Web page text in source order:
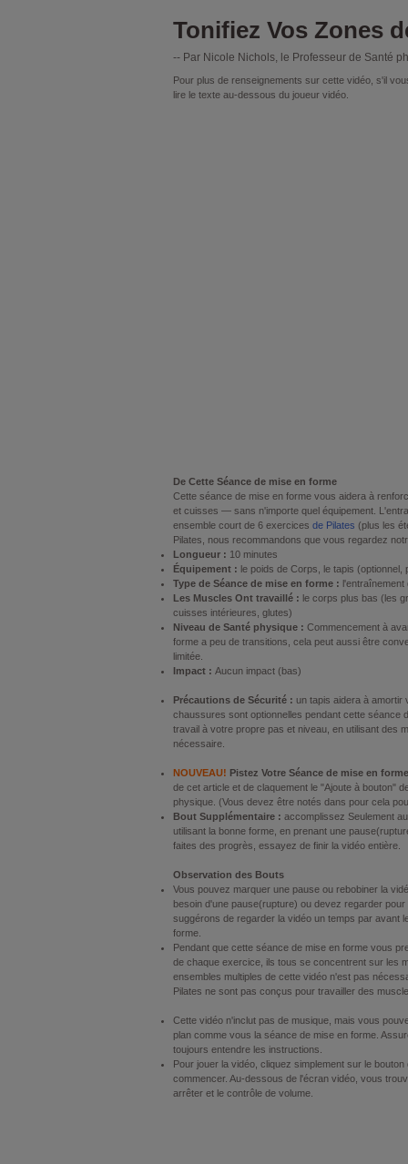
Tonifiez Vos Zones
-- Par Nicole Nichols, le Professeur de Santé
Pour plus de renseignements sur cette vidéo, s'il
lire le texte au-dessous du joueur vidéo.
De Cette Séance de mise en forme
Cette séance de mise en forme vous aidera à
et cuisses — sans n'importe quel équipement.
ensemble court de 6 exercices de Pilates (plus les
Pilates , nous recommandons que vous regardez
Longueur : 10 minutes
Équipement : le poids de Corps, le tapis (optionnel,
Type de Séance de mise en forme : l'entraînement
Les Muscles Ont travaillé : le corps plus bas (les
cuisses intérieures, glutes)
Niveau de Santé physique : Commencement à
forme a peu de transitions, cela peut aussi être
limitée.
Impact : Aucun impact (bas)
Précautions de Sécurité : un tapis aidera à amortir
chaussures sont optionnelles pendant cette séance
travail à votre propre pas et niveau, en utilisant des
nécessaire.
NOUVEAU! Pistez Votre Séance de mise en
de cet article et de claquement le "Ajoute à bouton"
physique. (Vous devez être notés dans pour cela
Bout Supplémentaire : accomplissez Seulement
utilisant la bonne forme, en prenant une
faites des progrès, essayez de finir la vidéo entière.
Observation des Bouts
Vous pouvez marquer une pause ou rebobiner la
besoin d'une pause(rupture) ou devez regarder
suggérons de regarder la vidéo un temps par avant
forme.
Pendant que cette séance de mise en forme vous
de chaque exercice, ils tous se concentrent sur les
ensembles multiples de cette vidéo n'est pas
Pilates ne sont pas conçus pour travailler des
Cette vidéo n'inclut pas de musique, mais vous
plan comme vous la séance de mise en forme.
toujours entendre les instructions.
Pour jouer la vidéo, cliquez simplement sur le
commencer. Au-dessous de l'écran vidéo, vous
arrêter et le contrôle de volume.